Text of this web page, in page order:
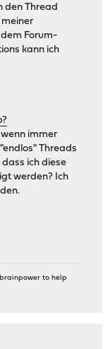
den Thread
meiner
Forum-
kann ich
immer
Threads
ich diese
werden? Ich
to help